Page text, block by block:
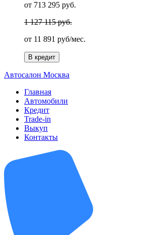
от 713 295 руб.
1 127 115 руб.
от 11 891 руб/мес.
В кредит
Автосалон Москва
Главная
Автомобили
Кредит
Trade-in
Выкуп
Контакты